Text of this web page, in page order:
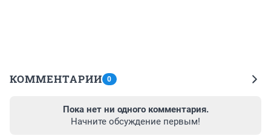
КОММЕНТАРИИ 0
Пока нет ни одного комментария.
Начните обсуждение первым!